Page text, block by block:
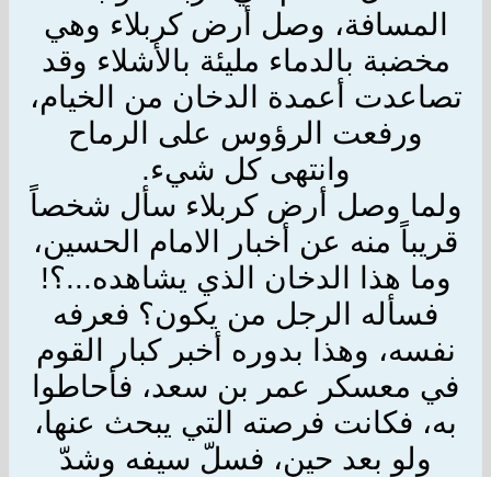
المسافة، وصل أرض كربلاء وهي
مخضبة بالدماء مليئة بالأشلاء وقد
تصاعدت أعمدة الدخان من الخيام،
ورفعت الرؤوس على الرماح
وانتهى كل شيء.
ولما وصل أرض كربلاء سأل شخصاً
قريباً منه عن أخبار الامام الحسين،
وما هذا الدخان الذي يشاهده...؟!
فسأله الرجل من يكون؟ فعرفه
نفسه، وهذا بدوره أخبر كبار القوم
في معسكر عمر بن سعد، فأحاطوا
به، فكانت فرصته التي يبحث عنها،
ولو بعد حين، فسلّ سيفه وشدّ